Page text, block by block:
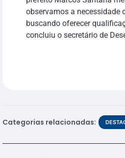
observamos a necessidade
buscando oferecer
concluiu o secretário de
Categorias relacionadas: